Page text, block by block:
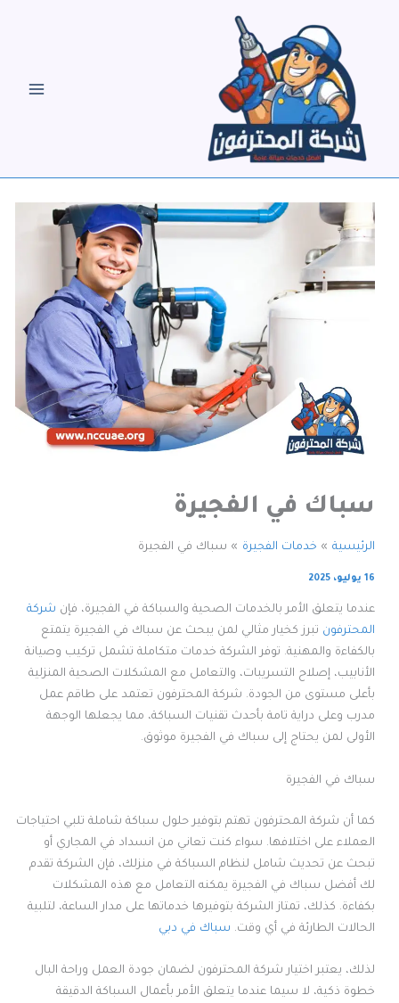
سباك في الفجيرة
الرئيسية خدمات الفجيرة سباك في الفجيرة
16 يوليو، 2025
عندما يتعلق الأمر بالخدمات الصحية والسباكة في الفجيرة، فإن شركة
المحترفون تبرز كخيار مثالي لمن يبحث عن سباك في الفجيرة يتمتع
بالكفاءة والمهنية. توفر الشركة خدمات متكاملة تشمل تركيب وصيانة
الأنابيب، إصلاح التسريبات، والتعامل مع المشكلات الصحية المنزلية
بأعلى مستوى من الجودة. شركة المحترفون تعتمد على طاقم عمل
مدرب وعلى دراية تامة بأحدث تقنيات السباكة، مما يجعلها الوجهة
الأولى لمن يحتاج إلى سباك في الفجيرة موثوق.
سباك في الفجيرة
كما أن شركة المحترفون تهتم بتوفير حلول سباكة شاملة تلبي احتياجات
العملاء على اختلافها. سواء كنت تعاني من انسداد في المجاري أو
تبحث عن تحديث شامل لنظام السباكة في منزلك، فإن الشركة تقدم
لك أفضل سباك في الفجيرة يمكنه التعامل مع هذه المشكلات
بكفاءة. كذلك، تمتاز الشركة بتوفيرها خدماتها على مدار الساعة، لتلبية
الحالات الطارئة في أي وقت. سباك في دبي
لذلك، يعتبر اختيار شركة المحترفون لضمان جودة العمل وراحة البال
خطوة ذكية، لا سيما عندما يتعلق الأمر بأعمال السباكة الدقيقة